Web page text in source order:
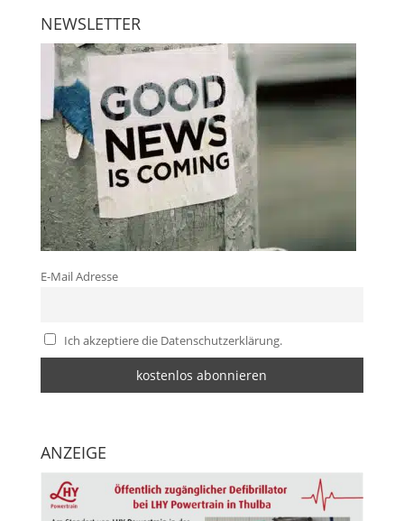
NEWSLETTER
E-Mail Adresse
Ich akzeptiere die Datenschutzerklärung.
ANZEIGE